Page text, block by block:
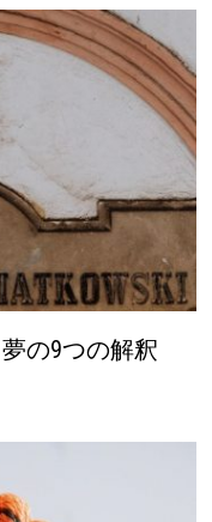
の9つの解釈